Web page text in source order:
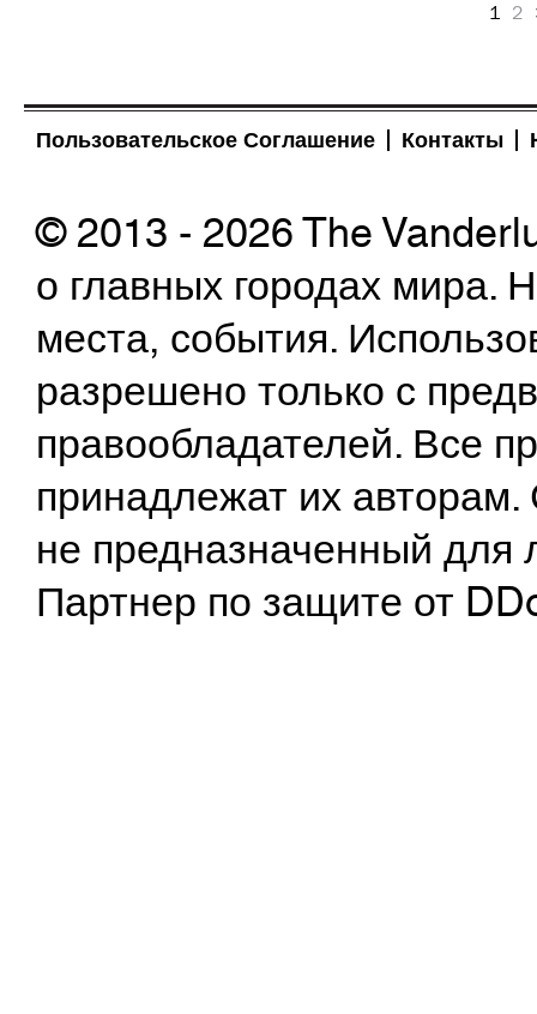
1 2
Пользовательское Соглашение Контакты
© 2013 - 2026 The
о главных городах
места, события.
разрешено только с
правообладателей. Все
принадлежат их
не предназначенный
Партнер по защите от